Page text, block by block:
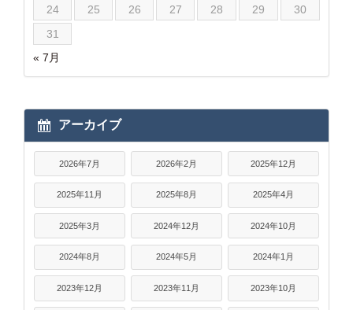
« 7月
24
25 26 27 28 29
30
31
アーカイブ
2026年7月 2026年2月 2025年12月
2025年11月 2025年8月 2025年4月
2025年3月 2024年12月 2024年10月
2024年8月 2024年5月 2024年1月
2023年12月 2023年11月 2023年10月